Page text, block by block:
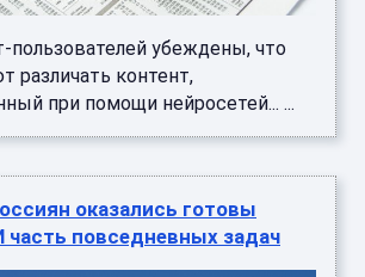
пользователей убеждены, что
различать контент,
при помощи нейросетей... ...
оказались готовы
часть повседневных задач